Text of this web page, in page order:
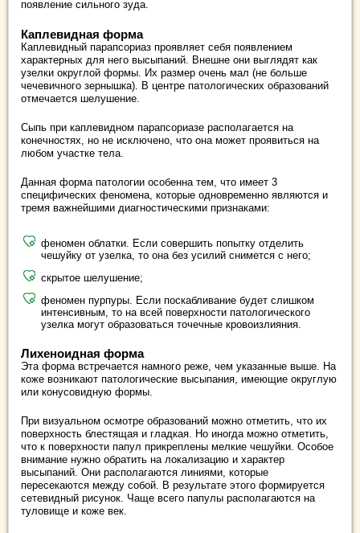
появление сильного зуда.
Каплевидная форма
Каплевидный парапсориаз проявляет себя появлением
характерных для него высыпаний. Внешне они выглядят как
узелки округлой формы. Их размер очень мал (не больше
чечевичного зернышка). В центре патологических образований
отмечается шелушение.
Сыпь при каплевидном парапсориазе располагается на
конечностях, но не исключено, что она может проявиться на
любом участке тела.
Данная форма патологии особенна тем, что имеет 3
специфических феномена, которые одновременно являются и
тремя важнейшими диагностическими признаками:
феномен облатки. Если совершить попытку отделить
чешуйку от узелка, то она без усилий снимется с него;
скрытое шелушение;
феномен пурпуры. Если поскабливание будет слишком
интенсивным, то на всей поверхности патологического
узелка могут образоваться точечные кровоизлияния.
Лихеноидная форма
Эта форма встречается намного реже, чем указанные выше. На
коже возникают патологические высыпания, имеющие округлую
или конусовидную формы.
При визуальном осмотре образований можно отметить, что их
поверхность блестящая и гладкая. Но иногда можно отметить,
что к поверхности папул прикреплены мелкие чешуйки. Особое
внимание нужно обратить на локализацию и характер
высыпаний. Они располагаются линиями, которые
пересекаются между собой. В результате этого формируется
сетевидный рисунок. Чаще всего папулы располагаются на
туловище и коже век.